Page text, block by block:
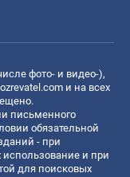
фото- и видео-),
и на всех
письменного
обязательной
- при
и при
для поисковых